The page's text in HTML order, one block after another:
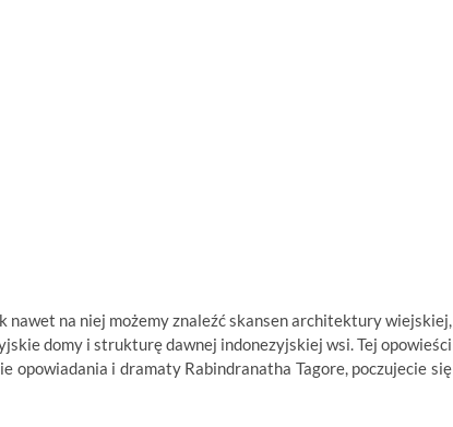
nawet na niej możemy znaleźć skansen architektury wiejskiej,
domy i strukturę dawnej indonezyjskiej wsi. Tej opowieści
opowiadania i dramaty Rabindranatha Tagore, poczujecie się